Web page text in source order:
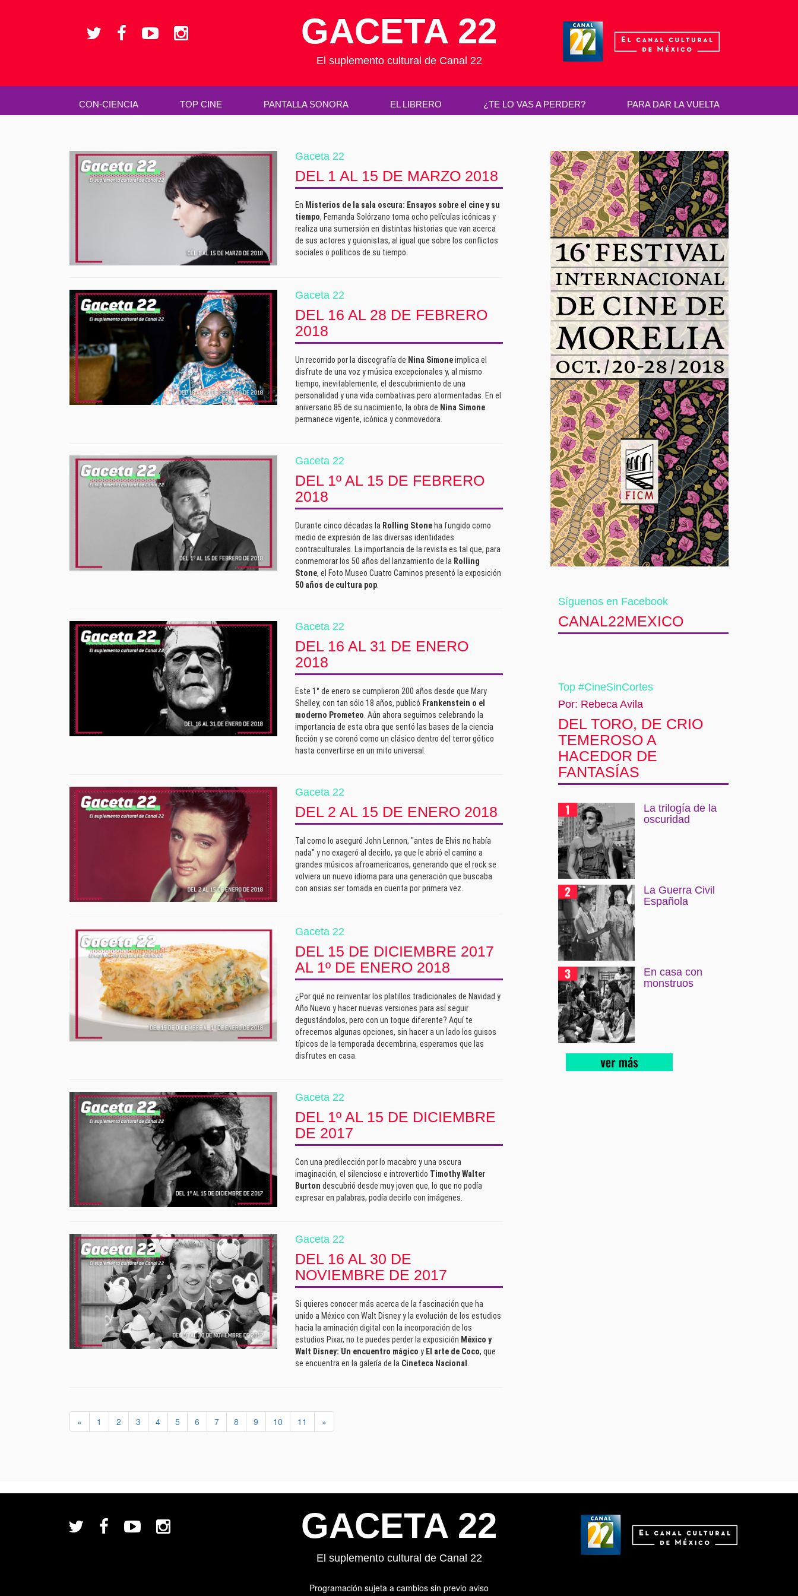
GACETA 22
El suplemento cultural de Canal 22
CON-CIENCIA TOP CINE PANTALLA SONORA EL LIBRERO ¿TE LO VAS A PERDER? PARA DAR LA VUELTA
Gaceta 22
DEL 1 AL 15 DE MARZO 2018
En Misterios de la sala oscura: Ensayos sobre el cine y su
tiempo, Fernanda Solórzano toma ocho películas icónicas y
realiza una sumersión en distintas historias que van acerca
de sus actores y guionistas, al igual que sobre los conflictos
sociales o políticos de su tiempo.
Gaceta 22
DEL 16 AL 28 DE FEBRERO
2018
Un recorrido por la discografía de Nina Simoneimplica el
disfrute de una voz y música excepcionales y, al mismo
tiempo, inevitablemente, el descubrimiento de una
personalidad y una vida combativas pero atormentadas. En el
aniversario 85 de su nacimiento, la obra de Nina Simone
permanece vigente, icónica y conmovedora.
Gaceta 22
DEL 1º AL 15 DE FEBRERO
2018
Durante cinco décadas la Rolling Stone ha fungido como
medio de expresión de las diversas identidades
contraculturales. La importancia de la revista es tal que, para
conmemorar los 50 años del lanzamiento de la Rolling
Stone, el Foto Museo Cuatro Caminos presentó la exposición
50 años de cultura pop
Gaceta 22
DEL 16 AL 31 DE ENERO
2018
Este 1° de enero se cumplieron 200 años desde que Mary
Shelley, con tan sólo 18 años, publicó Frankenstein o el
moderno Prometeo . Aún ahora seguimos celebrando la
importancia de esta obra que sentó las bases de la ciencia
ficción y se coronó como un clásico dentro del terror gótico
hasta convertirse en un mito universal.
Gaceta 22
DEL 2 AL 15 DE ENERO 2018
Tal como lo aseguró John Lennon, "antes de Elvis no había
nada" y no exageró al decirlo, ya que le abrió el camino a
grandes músicos afroamericanos, generando que el rock se
volviera un nuevo idioma para una generación que buscaba
con ansias ser tomada en cuenta por primera vez.
Gaceta 22
DEL 15 DE DICIEMBRE 2017
AL 1º DE ENERO 2018
¿Por qué no reinventar los platillos tradicionales de Navidad y
Año Nuevo y hacer nuevas versiones para así seguir
degustándolos, pero con un toque diferente? Aquí te
ofrecemos algunas opciones, sin hacer a un lado los guisos
típicos de la temporada decembrina, esperamos que las
disfrutes en casa.
Gaceta 22
DEL 1º AL 15 DE DICIEMBRE
DE 2017
Con una predilección por lo macabro y una oscura
imaginación, el silencioso e introvertido Timothy Walter
Burton descubrió desde muy joven que, lo que no podía
expresar en palabras, podía decirlo con imágenes.
Gaceta 22
DEL 16 AL 30 DE
NOVIEMBRE DE 2017
Si quieres conocer más acerca de la fascinación que ha
unido a México con Walt Disney y la evolución de los estudios
hacia la aminación digital con la incorporación de los
estudios Pixar, no te puedes perder la exposición México y
Walt Disney: Un encuentro mágico y El arte de Coco, que
se encuentra en la galería de la Cineteca Nacional
« 1 2 3 4 5 6 7 8 9 10 11 »
Síguenos en Facebook
CANAL22MEXICO
Top #CineSinCortes
Por: Rebeca Avila
DEL TORO, DE CRIO
TEMEROSO A
HACEDOR DE
FANTASÍAS
La trilogía de la
oscuridad
La Guerra Civil
Española
En casa con
monstruos
GACETA 22
El suplemento cultural de Canal 22
Programación sujeta a cambios sin previo aviso